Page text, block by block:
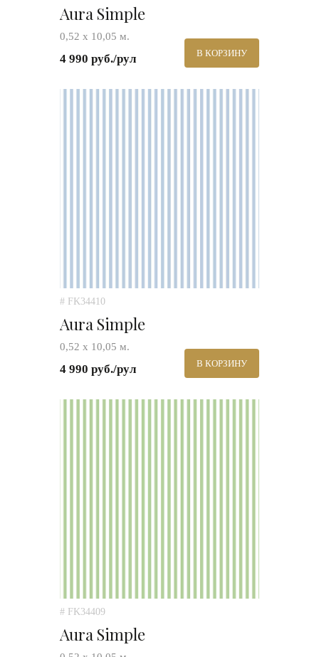
Aura Simple
0,52 х 10,05 м.
4 990 руб./рул В КОРЗИНУ
# FK34410
Aura Simple
0,52 х 10,05 м.
4 990 руб./рул В КОРЗИНУ
# FK34409
Aura Simple